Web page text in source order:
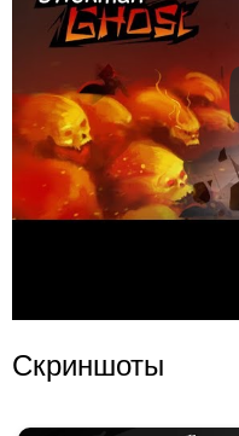
Скриншоты